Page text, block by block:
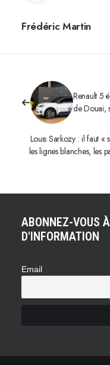
Frédéric Martin
Renault 5
de Douai,
Louis Sarkozy : il faut «
les lignes blanches, les
ABONNEZ-VOUS
D'INFORMATION
Email